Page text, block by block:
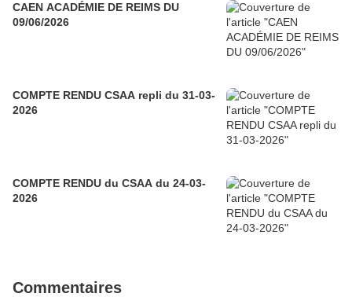
CAEN ACADÉMIE DE REIMS DU
09/06/2026
COMPTE RENDU CSAA repli du 31-03-
2026
COMPTE RENDU du CSAA du 24-03-
2026
Commentaires